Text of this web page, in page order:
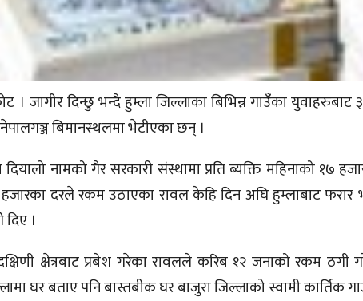
। जागीर दिन्छु भन्दै हुम्ला जिल्लाका बिभिन्न गाउँका
बिमानस्थलमा भेटीएका छन् ।
नामको गैर सरकारी संस्थामा प्रति ब्यक्ति महिनाको १७
दरले रकम उठाएका रावल केहि दिन अघि हुम्लाबाट
।
क्षेत्रबाट प्रबेश गरेका रावलले करिब १२ जनाको रकम
घर बताए पनि बास्तबीक घर बाजुरा जिल्लाको स्वामी कार्तिक